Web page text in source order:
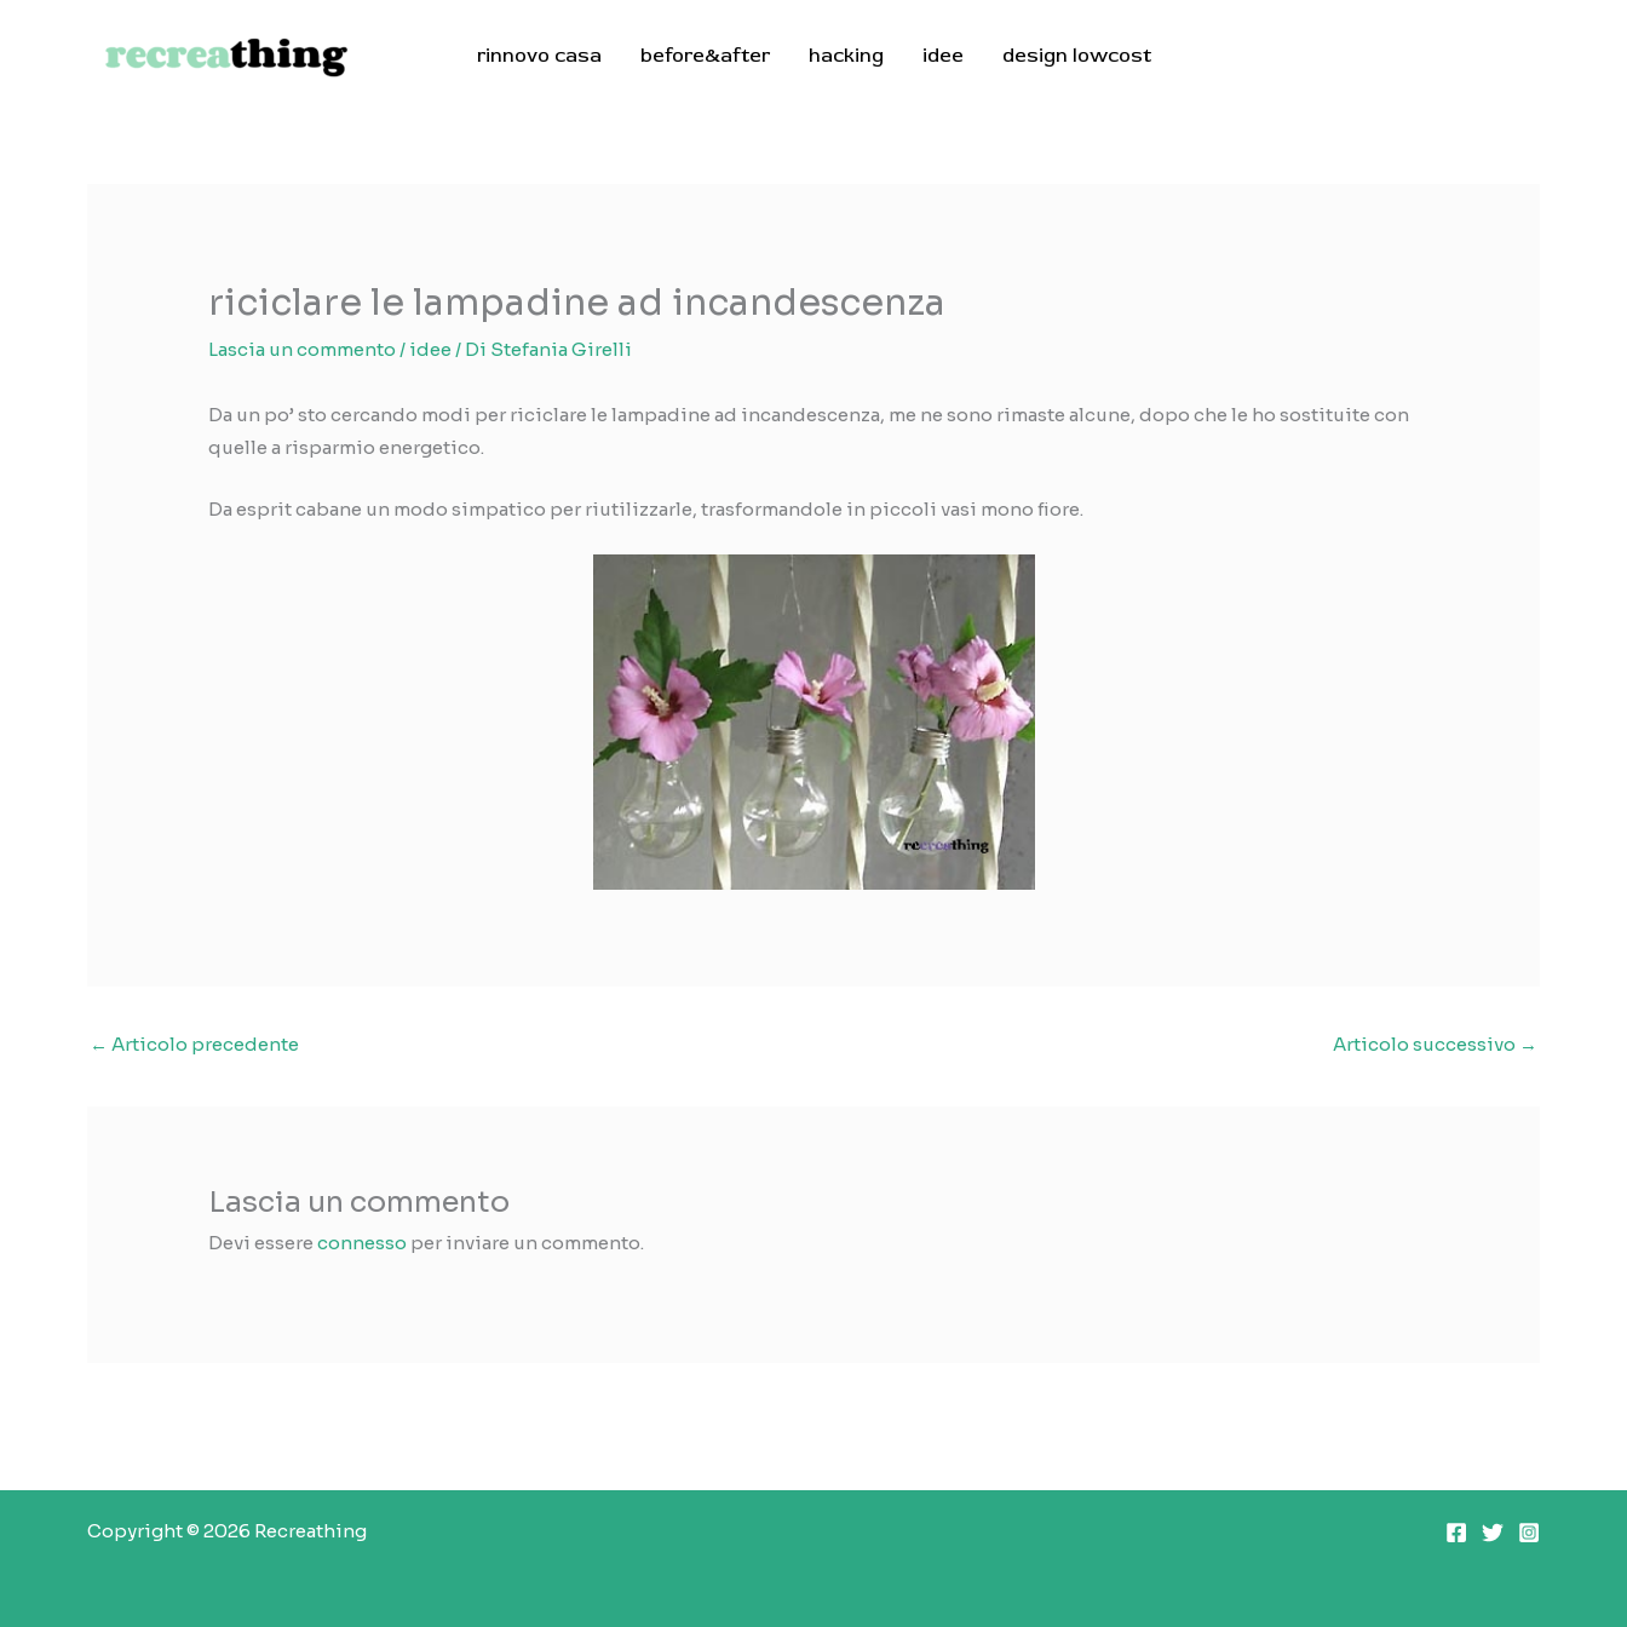
rinnovo casa before&after hacking idee design lowcost
riciclare le lampadine ad incandescenza
Lascia un commento / idee / Di Stefania Girelli
Da un po’ sto cercando modi per riciclare le lampadine ad incandescenza, me ne sono rimaste alcune, dopo che le ho sostituite con
quelle a risparmio energetico.
Da esprit cabane un modo simpatico per riutilizzarle, trasformandole in piccoli vasi mono fiore.
← Articolo precedente Articolo successivo →
Lascia un commento
Devi essereconnesso per inviare un commento.
Copyright © 2026 Recreathing